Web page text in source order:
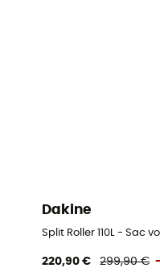
Dakine
Split Roller 110L - Sac
220,90 € 299,90 €